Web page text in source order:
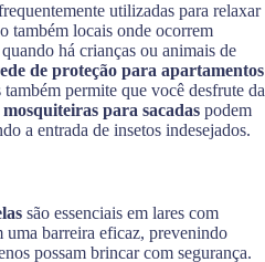
utilizadas para relaxar
também locais onde ocorrem
há crianças ou animais de
de proteção para apartamentos
também permite que você desfrute da
mosquiteiras para sacadas podem
a entrada de insetos indesejados.
são essenciais em lares com
uma barreira eficaz, prevenindo
possam brincar com segurança.